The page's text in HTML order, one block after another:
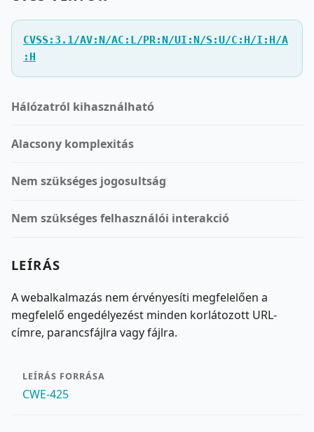
CVSS:3.1/AV:N/AC:L/PR:N/UI:N/S:U/C:H/I:H/A
:H
Hálózatról kihasználható
Alacsony komplexitás
Nem szükséges jogosultság
Nem szükséges felhasználói interakció
LEÍRÁS
A webalkalmazás nem érvényesíti megfelelően a
megfelelő engedélyezést minden korlátozott URL-
címre, parancsfájlra vagy fájlra.
LEÍRÁS FORRÁSA
CWE-425